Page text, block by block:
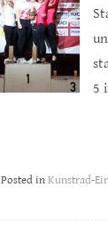
5
Posted in Kunstrad-